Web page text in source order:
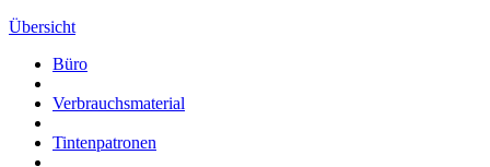
Übersicht
Büro
Verbrauchsmaterial
Tintenpatronen